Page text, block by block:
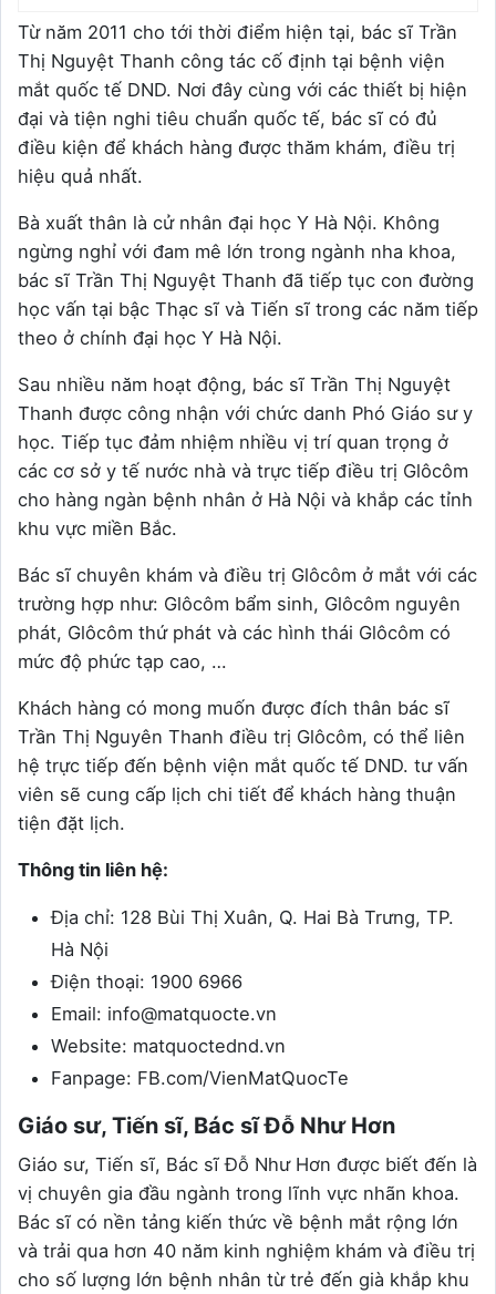
Từ năm 2011 cho tới thời điểm hiện tại, bác sĩ Trần
Thị Nguyệt Thanh công tác cố định tại bệnh viện
mắt quốc tế DND. Nơi đây cùng với các thiết bị hiện
đại và tiện nghi tiêu chuẩn quốc tế, bác sĩ có đủ
điều kiện để khách hàng được thăm khám, điều trị
hiệu quả nhất.
Bà xuất thân là cử nhân đại học Y Hà Nội. Không
ngừng nghỉ với đam mê lớn trong ngành nha khoa,
bác sĩ Trần Thị Nguyệt Thanh đã tiếp tục con đường
học vấn tại bậc Thạc sĩ và Tiến sĩ trong các năm tiếp
theo ở chính đại học Y Hà Nội.
Sau nhiều năm hoạt động, bác sĩ Trần Thị Nguyệt
Thanh được công nhận với chức danh Phó Giáo sư y
học. Tiếp tục đảm nhiệm nhiều vị trí quan trọng ở
các cơ sở y tế nước nhà và trực tiếp điều trị Glôcôm
cho hàng ngàn bệnh nhân ở Hà Nội và khắp các tỉnh
khu vực miền Bắc.
Bác sĩ chuyên khám và điều trị Glôcôm ở mắt với các
trường hợp như: Glôcôm bẩm sinh, Glôcôm nguyên
phát, Glôcôm thứ phát và các hình thái Glôcôm có
mức độ phức tạp cao, …
Khách hàng có mong muốn được đích thân bác sĩ
Trần Thị Nguyên Thanh điều trị Glôcôm, có thể liên
hệ trực tiếp đến bệnh viện mắt quốc tế DND. tư vấn
viên sẽ cung cấp lịch chi tiết để khách hàng thuận
tiện đặt lịch.
Thông tin liên hệ:
Địa chỉ: 128 Bùi Thị Xuân, Q. Hai Bà Trưng, TP.
Hà Nội
Điện thoại: 1900 6966
Email: info@matquocte.vn
Website: matquoctednd.vn
Fanpage: FB.com/VienMatQuocTe
Giáo sư, Tiến sĩ, Bác sĩ Đỗ Như Hơn
Giáo sư, Tiến sĩ, Bác sĩ Đỗ Như Hơn được biết đến là
vị chuyên gia đầu ngành trong lĩnh vực nhãn khoa.
Bác sĩ có nền tảng kiến thức về bệnh mắt rộng lớn
và trải qua hơn 40 năm kinh nghiệm khám và điều trị
cho số lượng lớn bệnh nhân từ trẻ đến già khắp khu